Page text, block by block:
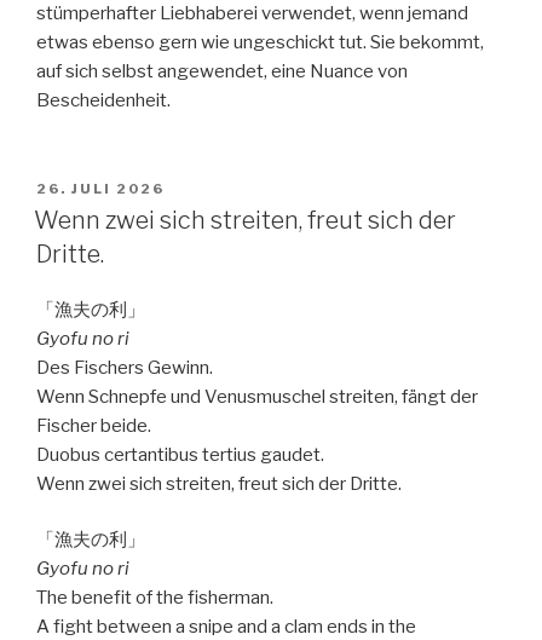
stümperhafter Liebhaberei verwendet, wenn jemand
etwas ebenso gern wie ungeschickt tut. Sie bekommt,
auf sich selbst angewendet, eine Nuance von
Bescheidenheit.
VERÖFFENTLICHT
AM
26. JULI 2026
Wenn zwei sich streiten, freut sich der
Dritte.
「漁夫の利」
Gyofu no ri
Des Fischers Gewinn.
Wenn Schnepfe und Venusmuschel streiten, fängt der
Fischer beide.
Duobus certantibus tertius gaudet.
Wenn zwei sich streiten, freut sich der Dritte.
「漁夫の利」
Gyofu no ri
The benefit of the fisherman.
A fight between a snipe and a clam ends in the